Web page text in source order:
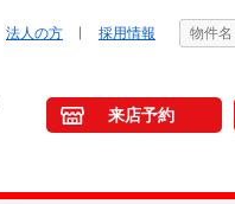
法人の方 採用情報
来店予約